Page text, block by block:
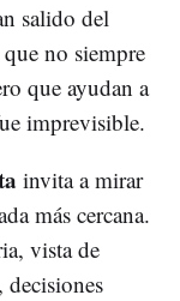
salido del
no siempre
que ayudan a
imprevisible.
invita a mirar
más cercana.
vista de
decisiones